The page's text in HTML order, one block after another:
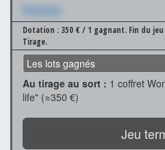
Xxxxxxx
Dotation : 350 € / 1 gagnant. Fin du
Tirage.
Les lots gagnés
Au tirage au sort : 1 coffret
life" (≈350 €)
Jeu